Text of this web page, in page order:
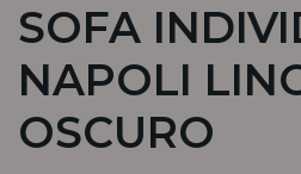
SOFA
NAPOLI
OSCURO